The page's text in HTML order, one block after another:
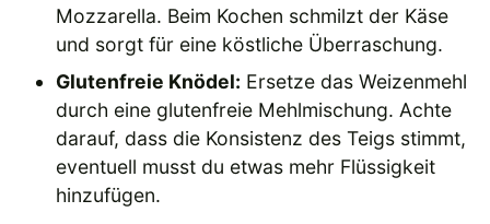
Mozzarella. Beim Kochen schmilzt der Käse
und sorgt für eine köstliche Überraschung.
Glutenfreie Knödel: Ersetze das Weizenmehl
durch eine glutenfreie Mehlmischung. Achte
darauf, dass die Konsistenz des Teigs stimmt,
eventuell musst du etwas mehr Flüssigkeit
hinzufügen.